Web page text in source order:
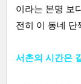
이라는 본명 보
전히 이 동네 단
서촌의 시간은